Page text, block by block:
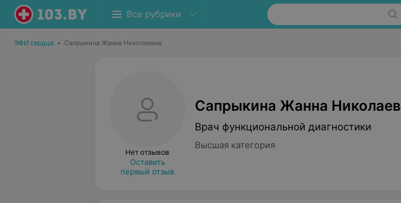
Все рубрики
ЭФИ сердца • Сапрыкина Жанна Николаевна
Нет отзывов
Оставить
первый отзыв
Сапрыкина Жанна
Врач функциональной диагностики
Высшая категория